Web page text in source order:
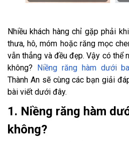
Nhiều khách hàng chỉ gặp phải
thưa, hô, móm hoặc răng mọc
vẫn thẳng và đều đẹp. Vậy có thể
không?
Niềng răng hàm dưới
Thành An sẽ cùng các bạn giải
bài viết dưới đây.
1. Niềng răng hàm
không?